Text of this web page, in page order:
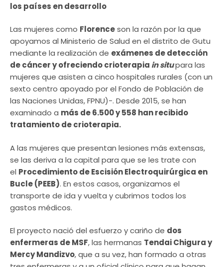
los países en desarrollo
Las mujeres como Florenceson la razón por la que
apoyamos al Ministerio de Salud en el distrito de Gutu
mediante la realización de exámenes de detección
de cáncer y ofreciendo crioterapia in situpara las
mujeres que asisten a cinco hospitales rurales (con un
sexto centro apoyado por el Fondo de Población de
las Naciones Unidas, FPNU)-. Desde 2015, se han
examinado a más de 6.500 y 558 han recibido
tratamiento de crioterapia.
A las mujeres que presentan lesiones más extensas,
se las deriva a la capital para que se les trate con
el Procedimiento de Escisión Electroquirúrgica en
Bucle (PEEB). En estos casos, organizamos el
transporte de ida y vuelta y cubrimos todos los
gastos médicos.
El proyecto nació del esfuerzo y cariño de dos
enfermeras de MSF, las hermanas Tendai Chigura y
Mercy Mandizvo, que a su vez, han formado a otras